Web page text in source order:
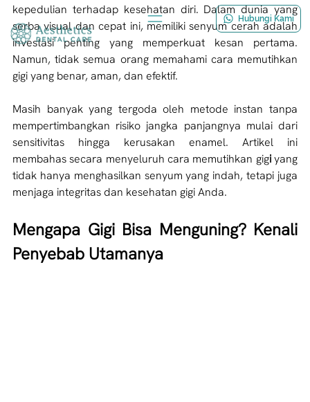
Hubungi Kami
kepedulian terhadap kesehatan diri. Dalam dunia yang
serba visual dan cepat ini, memiliki senyum cerah adalah
investasi penting yang memperkuat kesan pertama.
Namun, tidak semua orang memahami cara memutihkan
gigi yang benar, aman, dan efektif.
Masih banyak yang tergoda oleh metode instan tanpa
mempertimbangkan risiko jangka panjangnya mulai dari
sensitivitas hingga kerusakan enamel. Artikel ini
membahas secara menyeluruh cara memutihkan gigi yang
tidak hanya menghasilkan senyum yang indah, tetapi juga
menjaga integritas dan kesehatan gigi Anda.
Mengapa Gigi Bisa Menguning? Kenali
Penyebab Utamanya